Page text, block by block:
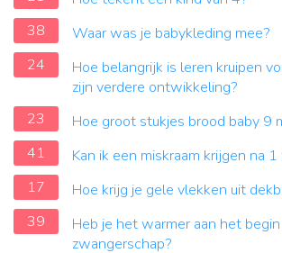
38
Waar was je babykleding mee?
24
Hoe belangrijk is leren kruipen
zijn verdere ontwikkeling?
23
Hoe groot stukjes brood baby 9
41
Kan ik een miskraam krijgen na
17
Hoe krijg je gele vlekken uit
39
Heb je het warmer aan het
zwangerschap?